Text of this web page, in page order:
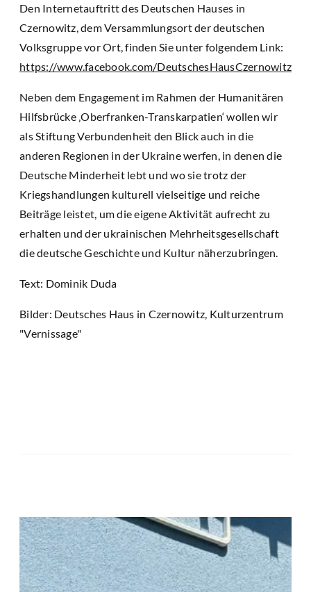
Den Internetauftritt des Deutschen Hauses in
Czernowitz, dem Versammlungsort der deutschen
Volksgruppe vor Ort, finden Sie unter folgendem Link:
https://www.facebook.com/DeutschesHausCzernowitz
Neben dem Engagement im Rahmen der Humanitären
Hilfsbrücke ‚Oberfranken-Transkarpatien‘ wollen wir
als Stiftung Verbundenheit den Blick auch in die
anderen Regionen in der Ukraine werfen, in denen die
Deutsche Minderheit lebt und wo sie trotz der
Kriegshandlungen kulturell vielseitige und reiche
Beiträge leistet, um die eigene Aktivität aufrecht zu
erhalten und der ukrainischen Mehrheitsgesellschaft
die deutsche Geschichte und Kultur näherzubringen.
Text: Dominik Duda
Bilder: Deutsches Haus in Czernowitz, Kulturzentrum
"Vernissage"